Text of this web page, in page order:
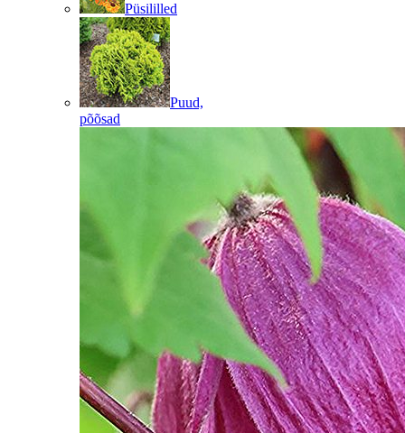
Püsililled
Puud,
põõsad